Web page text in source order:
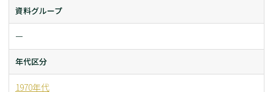
資料グループ
ー
年代区分
1970年代